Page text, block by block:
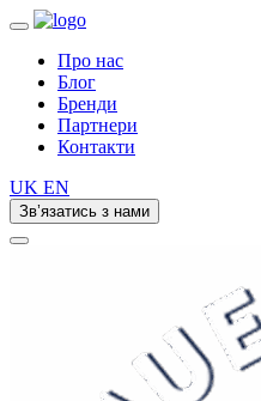
Про нас
Блог
Бренди
Партнери
Контакти
UK EN
Зв’язатись з нами